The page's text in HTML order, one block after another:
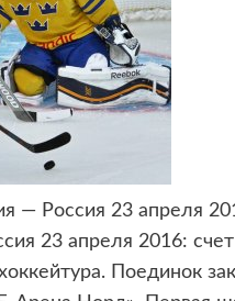
— Россия 23 апреля
23 апреля 2016:
Поединок